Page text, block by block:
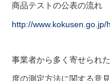
商品テストの公表の流れ
http://
事業者から多く寄せられ
度の測定方法に関する意